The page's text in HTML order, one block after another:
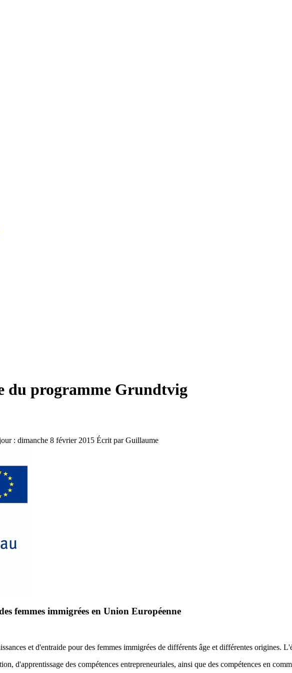
du programme Grundtvig
: dimanche 8 février 2015 Écrit par Guillaume
femmes immigrées en Union Européenne
et d'entraide pour des femmes immigrées de différents âge et différentes origines.
d'apprentissage des compétences entrepreneuriales, ainsi que des compétences en